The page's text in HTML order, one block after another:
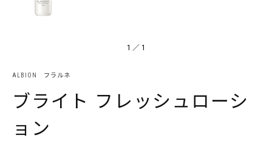
1 ／ 1
ALBION フラルネ
ブライト フレッシュローシ
ョン